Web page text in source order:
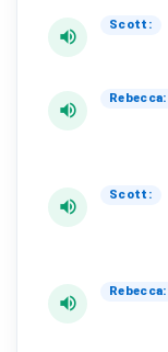
volume_up
Scott:
volume_up
Rebecca:
volume_up
Scott:
volume_up
Rebecca: